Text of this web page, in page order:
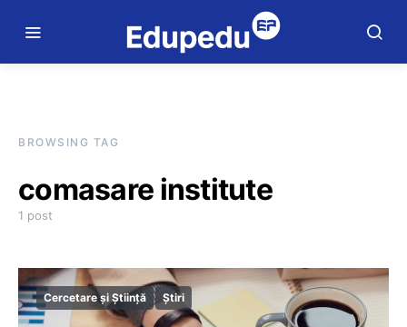
BROWSING TAG
comasare institute
1 post
Cercetare și Știință Știri